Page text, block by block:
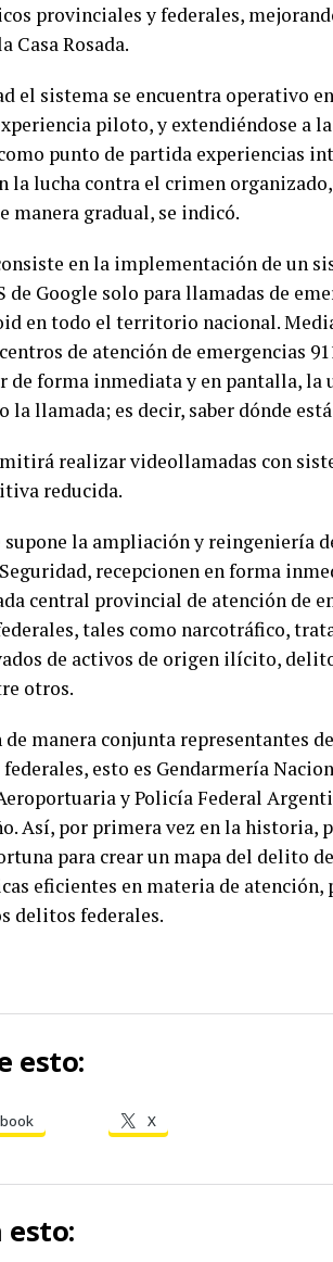
provinciales y federales,
Casa Rosada.
el sistema se encuentra operativo
piloto, y extendiéndose a
punto de partida experiencias
la lucha contra el crimen
manera gradual, se indicó.
en la implementación de un
de Google solo para llamadas de
en todo el territorio nacional.
de atención de emergencias
de forma inmediata y en pantalla, la
la llamada; es decir, saber dónde
realizar videollamadas con
reducida.
supone la ampliación y reingeniería
recepcionen en forma
central provincial de atención de
tales como narcotráfico,
de activos de origen ilícito,
otros.
manera conjunta representantes
esto es Gendarmería
y Policía Federal
Así, por primera vez en la historia,
para crear un mapa del delito
eficientes en materia de
delitos federales.
esto:
X
esto: